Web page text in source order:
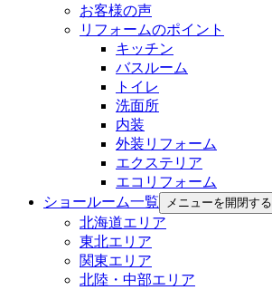
お客様の声
リフォームのポイント
キッチン
バスルーム
トイレ
洗面所
内装
外装リフォーム
エクステリア
エコリフォーム
ショールーム一覧
メニューを開閉する
北海道エリア
東北エリア
関東エリア
北陸・中部エリア